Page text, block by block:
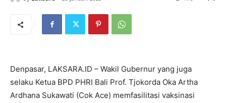
Denpasar, LAKSARA.ID – Wakil Gubernur yang juga
selaku Ketua BPD PHRI Bali Prof. Tjokorda Oka Artha
Ardhana Sukawati (Cok Ace) memfasilitasi vaksinasi